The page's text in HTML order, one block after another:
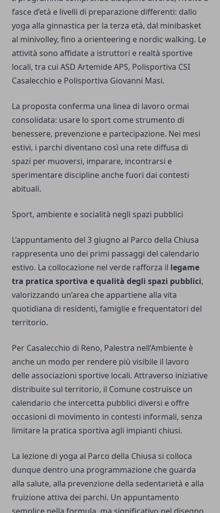
fasce d’età e livelli di preparazione differenti: dallo
yoga alla ginnastica per la terza età, dal minibasket
al minivolley, fino a orienteering e nordic walking. Le
attività sono affidate a istruttori e realtà sportive
locali, tra cui ASD Artemide APS, Polisportiva CSI
Casalecchio e Polisportiva Giovanni Masi.
La proposta conferma una linea di lavoro ormai
consolidata: usare lo sport come strumento di
benessere, prevenzione e partecipazione. Nei mesi
estivi, i parchi diventano così una rete diffusa di
spazi per muoversi, imparare, incontrarsi e
sperimentare discipline anche fuori dai contesti
abituali.
Sport, ambiente e socialità negli spazi pubblici
L’appuntamento del 3 giugno al Parco della Chiusa
rappresenta uno dei primi passaggi del calendario
estivo. La collocazione nel verde rafforza il legame
tra pratica sportiva e qualità degli spazi pubblici,
valorizzando un’area che appartiene alla vita
quotidiana di residenti, famiglie e frequentatori del
territorio.
Per Casalecchio di Reno, Palestra nell’Ambiente è
anche un modo per rendere più visibile il lavoro
delle associazioni sportive locali. Attraverso iniziative
distribuite sul territorio, il Comune costruisce un
calendario che intercetta pubblici diversi e offre
occasioni di movimento in contesti informali, senza
limitare la pratica sportiva agli impianti chiusi.
La lezione di yoga al Parco della Chiusa si colloca
dunque dentro una programmazione che guarda
alla salute, alla prevenzione della sedentarietà e alla
fruizione attiva dei parchi. Un appuntamento